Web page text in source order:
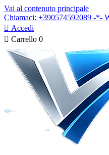
Vai al contenuto principale
Chiamaci: +390574592089 -*-
 Accedi
 Carrello 0